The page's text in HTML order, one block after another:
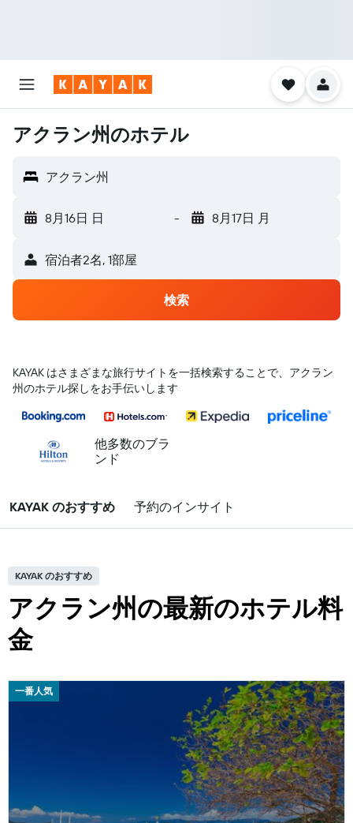
アクラン州のホテル
アクラン州
8月16日 日 - 8月17日 月
宿泊者2名, 1​部屋
検索
KAYAK はさまざまな旅行サイトを一括検索することで、アクラン
州のホテル探しをお手伝いします
他多数のブラ
ンド
KAYAK のおすすめ 予約のインサイト
KAYAK のおすすめ
アクラン州の最新のホテル料
金
一番人気